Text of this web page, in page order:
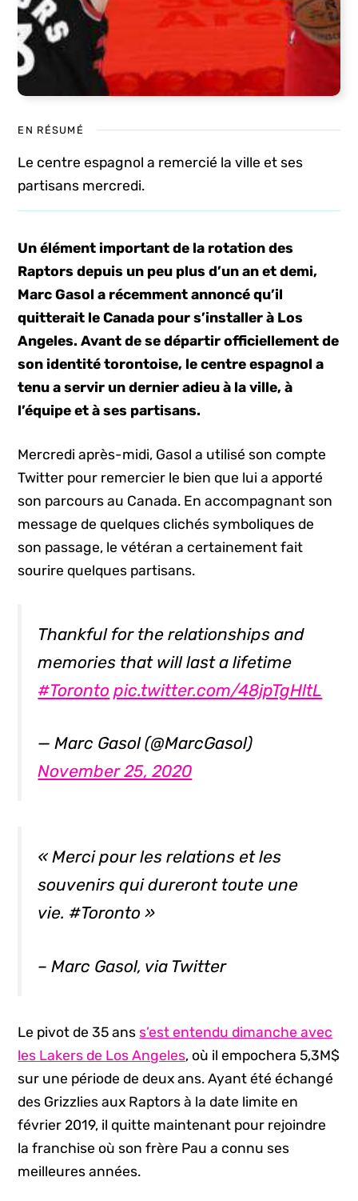
EN RÉSUMÉ
Le centre espagnol a remercié la ville et ses
partisans mercredi.
Un élément important de la rotation des
Raptors depuis un peu plus d’un an et demi,
Marc Gasol a récemment annoncé qu’il
quitterait le Canada pour s’installer à Los
Angeles. Avant de se départir officiellement de
son identité torontoise, le centre espagnol a
tenu a servir un dernier adieu à la ville, à
l’équipe et à ses partisans.
Mercredi après-midi, Gasol a utilisé son compte
Twitter pour remercier le bien que lui a apporté
son parcours au Canada. En accompagnant son
message de quelques clichés symboliques de
son passage, le vétéran a certainement fait
sourire quelques partisans.
Thankful for the relationships and
memories that will last a lifetime
#Toronto pic.twitter.com/48jpTgHltL
— Marc Gasol (@MarcGasol)
November 25, 2020
« Merci pour les relations et les
souvenirs qui dureront toute une
vie. #Toronto »
– Marc Gasol, via Twitter
Le pivot de 35 anss’est entendu dimanche avec
les Lakers de Los Angeles, où il empochera 5,3M$
sur une période de deux ans. Ayant été échangé
des Grizzlies aux Raptors à la date limite en
février 2019, il quitte maintenant pour rejoindre
la franchise où son frère Pau a connu ses
meilleures années.